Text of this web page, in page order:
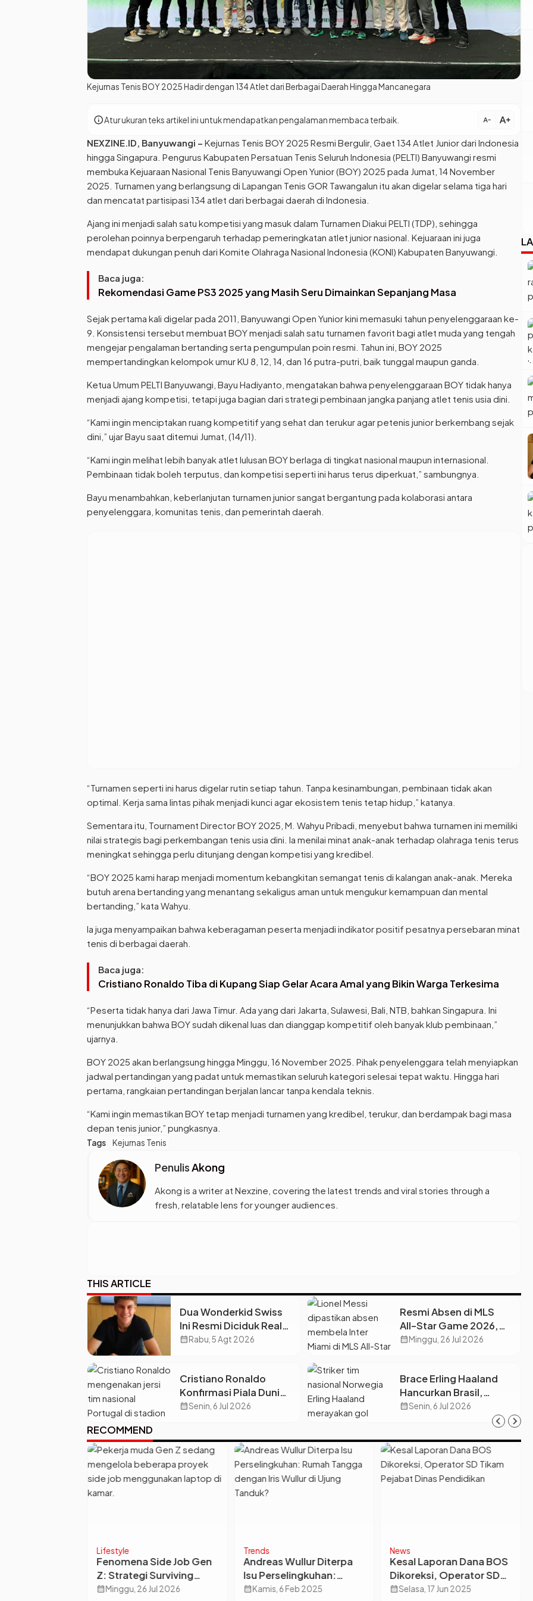
Kejurnas Tenis BOY 2025 Hadir dengan 134 Atlet dari Berbagai Daerah Hingga Mancanegara
infoAtur ukuran teks artikel ini untuk mendapatkan pengalaman membaca terbaik. text_decrease text_increase
NEXZINE.ID, Banyuwangi – Kejurnas Tenis BOY 2025 Resmi Bergulir, Gaet 134 Atlet Junior dari Indonesia
hingga Singapura. Pengurus Kabupaten Persatuan Tenis Seluruh Indonesia (PELTI) Banyuwangi resmi
membuka Kejuaraan Nasional Tenis Banyuwangi Open Yunior (BOY) 2025 pada Jumat, 14 November
2025. Turnamen yang berlangsung di Lapangan Tenis GOR Tawangalun itu akan digelar selama tiga hari
dan mencatat partisipasi 134 atlet dari berbagai daerah di Indonesia.
Ajang ini menjadi salah satu kompetisi yang masuk dalam Turnamen Diakui PELTI (TDP), sehingga
perolehan poinnya berpengaruh terhadap pemeringkatan atlet junior nasional. Kejuaraan ini juga
mendapat dukungan penuh dari Komite Olahraga Nasional Indonesia (KONI) Kabupaten Banyuwangi.
Baca juga:
Rekomendasi Game PS3 2025 yang Masih Seru Dimainkan Sepanjang Masa
Sejak pertama kali digelar pada 2011, Banyuwangi Open Yunior kini memasuki tahun penyelenggaraan ke-
9. Konsistensi tersebut membuat BOY menjadi salah satu turnamen favorit bagi atlet muda yang tengah
mengejar pengalaman bertanding serta pengumpulan poin resmi. Tahun ini, BOY 2025
mempertandingkan kelompok umur KU 8, 12, 14, dan 16 putra-putri, baik tunggal maupun ganda.
Ketua Umum PELTI Banyuwangi, Bayu Hadiyanto, mengatakan bahwa penyelenggaraan BOY tidak hanya
menjadi ajang kompetisi, tetapi juga bagian dari strategi pembinaan jangka panjang atlet tenis usia dini.
“Kami ingin menciptakan ruang kompetitif yang sehat dan terukur agar petenis junior berkembang sejak
dini,” ujar Bayu saat ditemui Jumat, (14/11).
“Kami ingin melihat lebih banyak atlet lulusan BOY berlaga di tingkat nasional maupun internasional.
Pembinaan tidak boleh terputus, dan kompetisi seperti ini harus terus diperkuat,” sambungnya.
Bayu menambahkan, keberlanjutan turnamen junior sangat bergantung pada kolaborasi antara
penyelenggara, komunitas tenis, dan pemerintah daerah.
“Turnamen seperti ini harus digelar rutin setiap tahun. Tanpa kesinambungan, pembinaan tidak akan
optimal. Kerja sama lintas pihak menjadi kunci agar ekosistem tenis tetap hidup,” katanya.
Sementara itu, Tournament Director BOY 2025, M. Wahyu Pribadi, menyebut bahwa turnamen ini memiliki
nilai strategis bagi perkembangan tenis usia dini. Ia menilai minat anak-anak terhadap olahraga tenis terus
meningkat sehingga perlu ditunjang dengan kompetisi yang kredibel.
“BOY 2025 kami harap menjadi momentum kebangkitan semangat tenis di kalangan anak-anak. Mereka
butuh arena bertanding yang menantang sekaligus aman untuk mengukur kemampuan dan mental
bertanding,” kata Wahyu.
Ia juga menyampaikan bahwa keberagaman peserta menjadi indikator positif pesatnya persebaran minat
tenis di berbagai daerah.
Baca juga:
Cristiano Ronaldo Tiba di Kupang Siap Gelar Acara Amal yang Bikin Warga Terkesima
“Peserta tidak hanya dari Jawa Timur. Ada yang dari Jakarta, Sulawesi, Bali, NTB, bahkan Singapura. Ini
menunjukkan bahwa BOY sudah dikenal luas dan dianggap kompetitif oleh banyak klub pembinaan,”
ujarnya.
BOY 2025 akan berlangsung hingga Minggu, 16 November 2025. Pihak penyelenggara telah menyiapkan
jadwal pertandingan yang padat untuk memastikan seluruh kategori selesai tepat waktu. Hingga hari
pertama, rangkaian pertandingan berjalan lancar tanpa kendala teknis.
“Kami ingin memastikan BOY tetap menjadi turnamen yang kredibel, terukur, dan berdampak bagi masa
depan tenis junior,” pungkasnya.
Tags Kejurnas Tenis
PenulisAkong
Akong is a writer at Nexzine, covering the latest trends and viral stories through a
fresh, relatable lens for younger audiences.
THIS ARTICLE
Dua Wonderkid Swiss
Ini Resmi Diciduk Real
Madrid dan Juventus,
calendar_monthRabu, 5 Agt 2026
Resmi Absen di MLS
All-Star Game 2026,
Lionel Messi Diberi
calendar_monthMinggu, 26 Jul 2026
Cristiano Ronaldo
Konfirmasi Piala Dunia
2026 Jadi Panggung
calendar_monthSenin, 6 Jul 2026
Brace Erling Haaland
Hancurkan Brasil,
Norwegia Cetak
Sejarah di Piala Dunia
calendar_monthSenin, 6 Jul 2026
RECOMMEND
Lifestyle
Fenomena Side Job Gen
Z: Strategi Surviving
Finansial atau Sekadar
calendar_monthMinggu, 26 Jul 2026
Trends
Andreas Wullur Diterpa
Isu Perselingkuhan:
Rumah Tangga dengan
calendar_monthKamis, 6 Feb 2025
News
Kesal Laporan Dana BOS
Dikoreksi, Operator SD
Tikam Pejabat Dinas
calendar_monthSelasa, 17 Jun 2025